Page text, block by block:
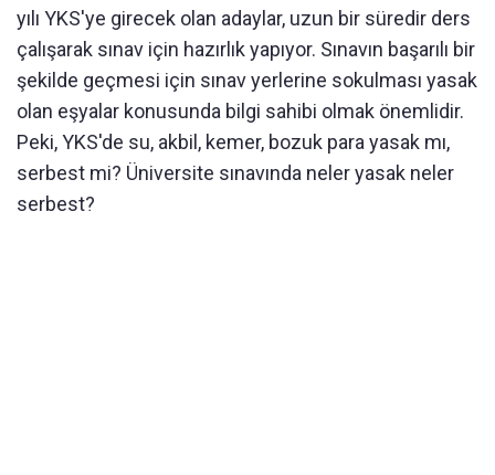
yılı YKS'ye girecek olan adaylar, uzun bir süredir ders
çalışarak sınav için hazırlık yapıyor. Sınavın başarılı bir
şekilde geçmesi için sınav yerlerine sokulması yasak
olan eşyalar konusunda bilgi sahibi olmak önemlidir.
Peki, YKS'de su, akbil, kemer, bozuk para yasak mı,
serbest mi? Üniversite sınavında neler yasak neler
serbest?